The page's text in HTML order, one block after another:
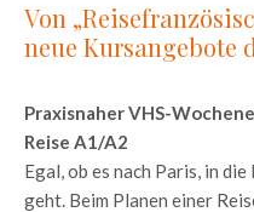
Von
neue Kursangebote
Praxisnaher VHS-
Reise A1/A2
Egal, ob es nach Paris, in
geht. Beim Planen einer